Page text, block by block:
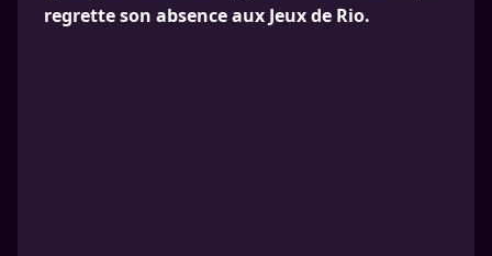
regrette son absence aux Jeux de Rio.